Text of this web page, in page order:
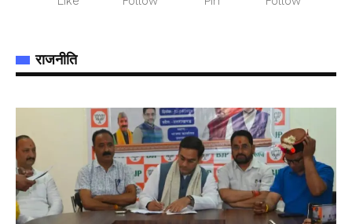
राजनीति